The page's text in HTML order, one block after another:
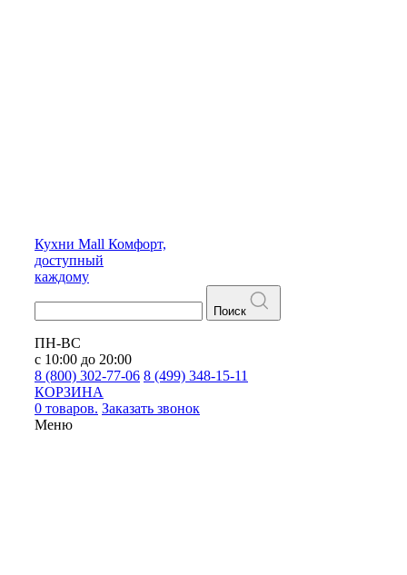
Кухни Mall Комфорт,
доступный
каждому
Поиск
ПН-ВС
с 10:00 до 20:00
8 (800) 302-77-06 8 (499) 348-15-11
КОРЗИНА
0 товаров. Заказать звонок
Меню